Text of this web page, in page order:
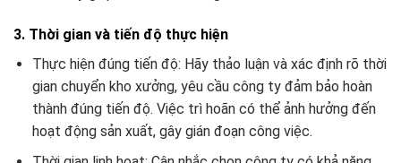
3. Thời gian và tiến độ thực hiện
Thực hiện đúng tiến độ: Hãy thảo luận và xác định rõ thời
gian chuyển kho xưởng, yêu cầu công ty đảm bảo hoàn
thành đúng tiến độ. Việc trì hoãn có thể ảnh hưởng đến
hoạt động sản xuất, gây gián đoạn công việc.